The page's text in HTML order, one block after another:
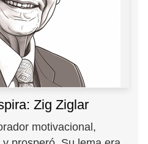
Zig Ziglar
motivacional,